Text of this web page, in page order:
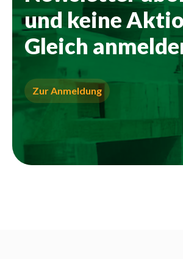
und keine
Gleich
Zur Anmeldung